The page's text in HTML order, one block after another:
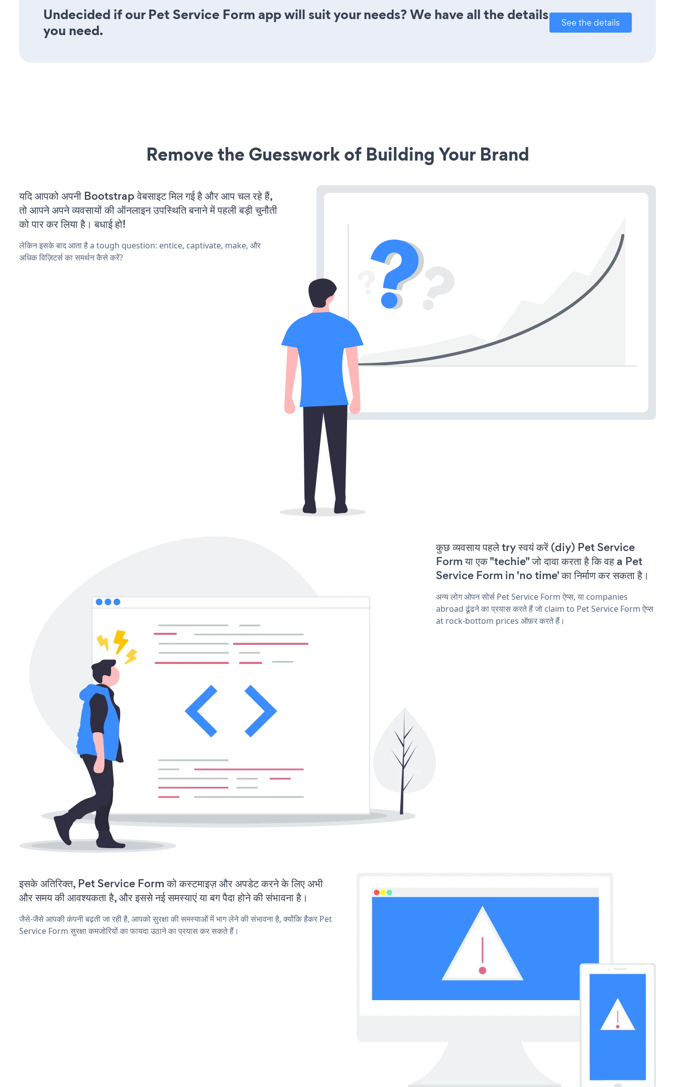
Undecided if our Pet Service Form app will suit your needs? We have all the details
you need.
See the details
Remove the Guesswork of Building Your Brand
यदि आपको अपनी Bootstrap वेबसाइट मिल गई है और आप चल रहे हैं,
तो आपने अपने व्यवसायों की ऑनलाइन उपस्थिति बनाने में पहली बड़ी चुनौती
को पार कर लिया है। बधाई हो!
लेकिन इसके बाद आता है a tough question: entice, captivate, make, और
अधिक विज़िटर्स का समर्थन कैसे करें?
कुछ व्यवसाय पहले try स्वयं करें (diy) Pet Service
Form या एक "techie" जो दावा करता है कि वह a Pet
Service Form in 'no time' का निर्माण कर सकता है।
अन्य लोग ओपन सोर्स Pet Service Form ऐप्स, या companies
abroad ढूंढने का प्रयास करते हैं जो claim to Pet Service Form ऐप्स
at rock-bottom prices ऑफ़र करते हैं।
इसके अतिरिक्त, Pet Service Form को कस्टमाइज़ और अपडेट करने के लिए अभी
और समय की आवश्यकता है, और इससे नई समस्याएं या बग पैदा होने की संभावना है।
जैसे-जैसे आपकी कंपनी बढ़ती जा रही है, आपको सुरक्षा की समस्याओं में भाग लेने की संभावना है, क्योंकि हैकर Pet
Service Form सुरक्षा कमजोरियों का फायदा उठाने का प्रयास कर सकते हैं।